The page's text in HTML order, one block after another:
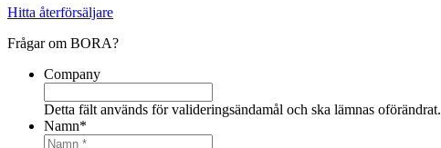
Hitta återförsäljare
Frågar om BORA?
Company
Detta fält används för valideringsändamål och ska lämnas oförändrat.
Namn*